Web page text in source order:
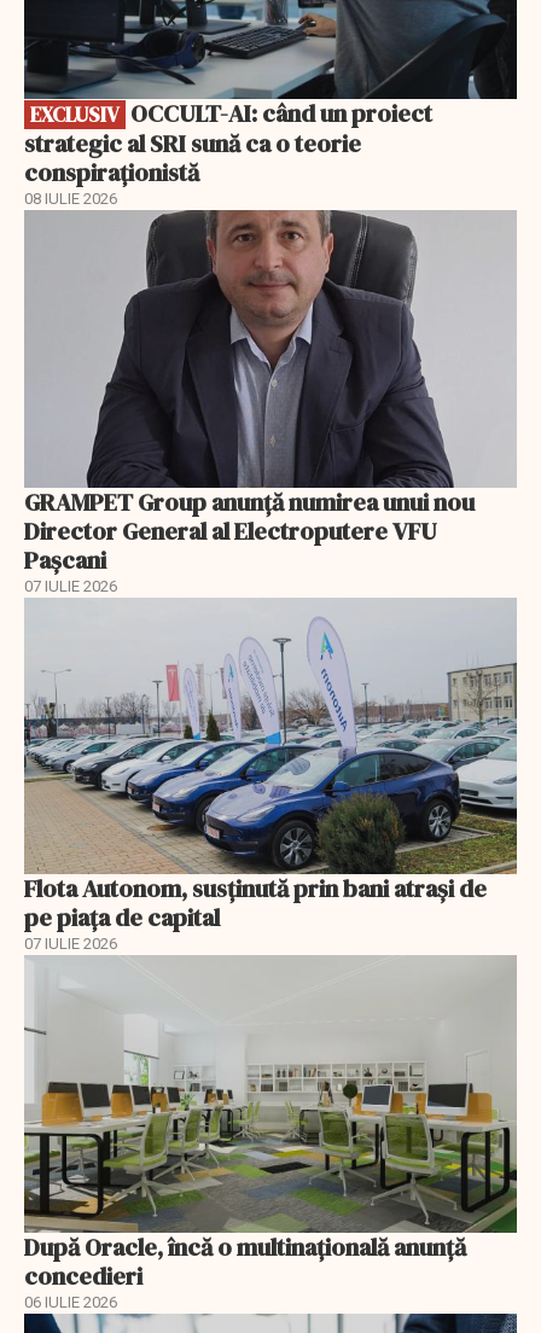
EXCLUSIV
strategic al SRI sună ca o teorie
conspiraționistă
08 IULIE 2026
GRAMPET Group anunță numirea unui nou
Director General al Electroputere VFU
Pașcani
07 IULIE 2026
Flota Autonom, susținută prin bani atrași de
pe piața de capital
07 IULIE 2026
După Oracle, încă o multinaţională anunţă
concedieri
06 IULIE 2026